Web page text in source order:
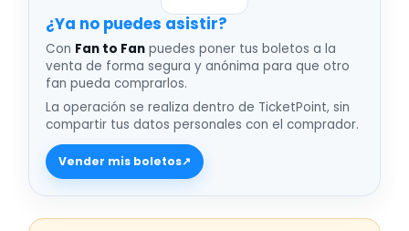
¿Ya no puedes asistir
Con Fan to Fan puedes poner tus boletos a la
venta de forma segura y anónima para que otro
fan pueda comprarlos.
La operación se realiza dentro de TicketPoint, sin
compartir tus datos personales con el comprador.
Vender mis boletos↗